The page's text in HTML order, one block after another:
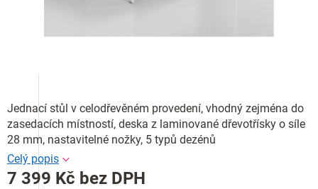
7 399 Kč bez DPH
Jednací stůl v celodřevěném provedení, vhodný zejména do
zasedacích místností, deska z laminované dřevotřísky o síle
28 mm, nastavitelné nožky, 5 typů dezénů